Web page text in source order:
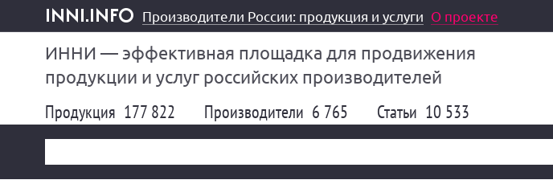
inni.info
Производители России: продукция и услуги О проекте
ИННИ — эффективная площадка для продвижения
продукции и услуг российских производителей
Продукция 177 822 Производители 6 765 Статьи 10 533